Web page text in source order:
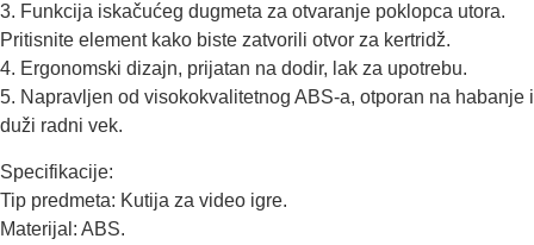
3. Funkcija iskačućeg dugmeta za otvaranje poklopca utora.
Pritisnite element kako biste zatvorili otvor za kertridž.
4. Ergonomski dizajn, prijatan na dodir, lak za upotrebu.
5. Napravljen od visokokvalitetnog ABS-a, otporan na habanje i
duži radni vek.
Specifikacije:
Tip predmeta: Kutija za video igre.
Materijal: ABS.